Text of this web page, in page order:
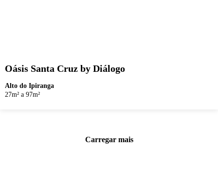
Oásis Santa Cruz by Diálogo
Alto do Ipiranga
27m² a 97m²
Carregar mais